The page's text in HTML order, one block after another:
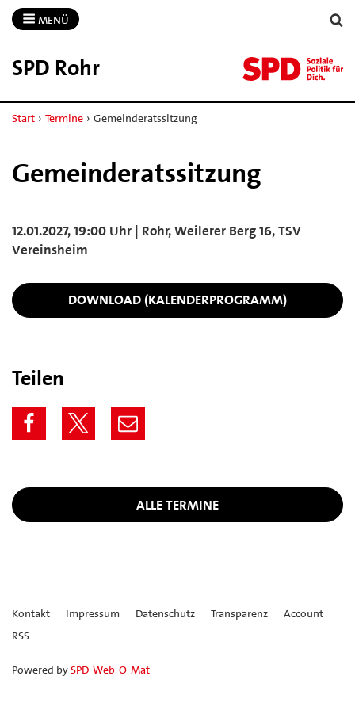
MENÜ
SPD Rohr
Start › Termine › Gemeinderatssitzung
Gemeinderatssitzung
12.01.2027, 19:00 Uhr | Rohr, Weilerer Berg 16, TSV
Vereinsheim
DOWNLOAD (KALENDERPROGRAMM)
Teilen
ALLE TERMINE
Kontakt Impressum Datenschutz Transparenz
Account
RSS
Powered bySPD-Web-O-Mat